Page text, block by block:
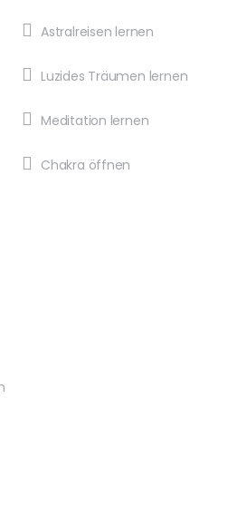
Astralreisen lernen
Luzides Träumen lernen
Meditation lernen
Chakra öffnen